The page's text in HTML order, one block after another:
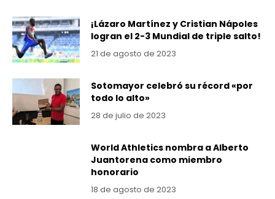
¡Lázaro Martínez y Cristian Nápoles
logran el 2-3 Mundial de triple salto!
21 de agosto de 2023
Sotomayor celebró su récord «por
todo lo alto»
28 de julio de 2023
World Athletics nombra a Alberto
Juantorena como miembro
honorario
18 de agosto de 2023